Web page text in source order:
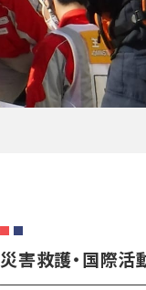
災害救護・国際活